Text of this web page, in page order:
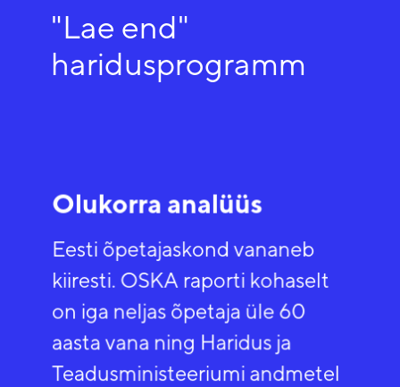
"Lae end"
haridusprogramm
Olukorra analüüs
Eesti õpetajaskond vananeb
kiiresti. OSKA raporti kohaselt
on iga neljas õpetaja üle 60
aasta vana ning Haridus ja
Teadusministeeriumi andmetel